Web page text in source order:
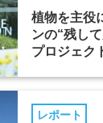
植物を主役
ンの“残し
プロジェク
レポート